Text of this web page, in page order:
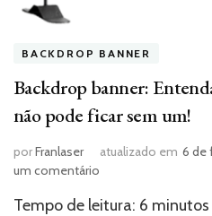
BACKDROP BANNER
Backdrop banner:
não pode ficar sem um!
porFranlaser atualizado em 6 de
um comentário
banner:
Tempo de leitura: 6 minutos